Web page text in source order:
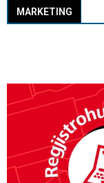
MARKETING